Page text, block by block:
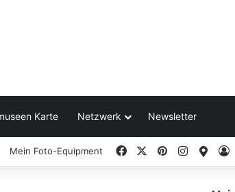
Karte Netzwerk Newsletter
Mein Foto-Equipment Facebook PinterestInstagram